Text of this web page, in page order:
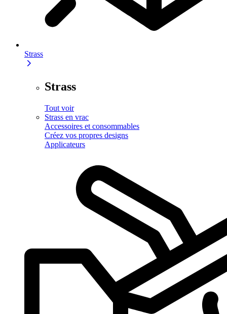
Strass
Strass
Tout voir
Strass en vrac
Accessoires et consommables
Créez vos propres designs
Applicateurs